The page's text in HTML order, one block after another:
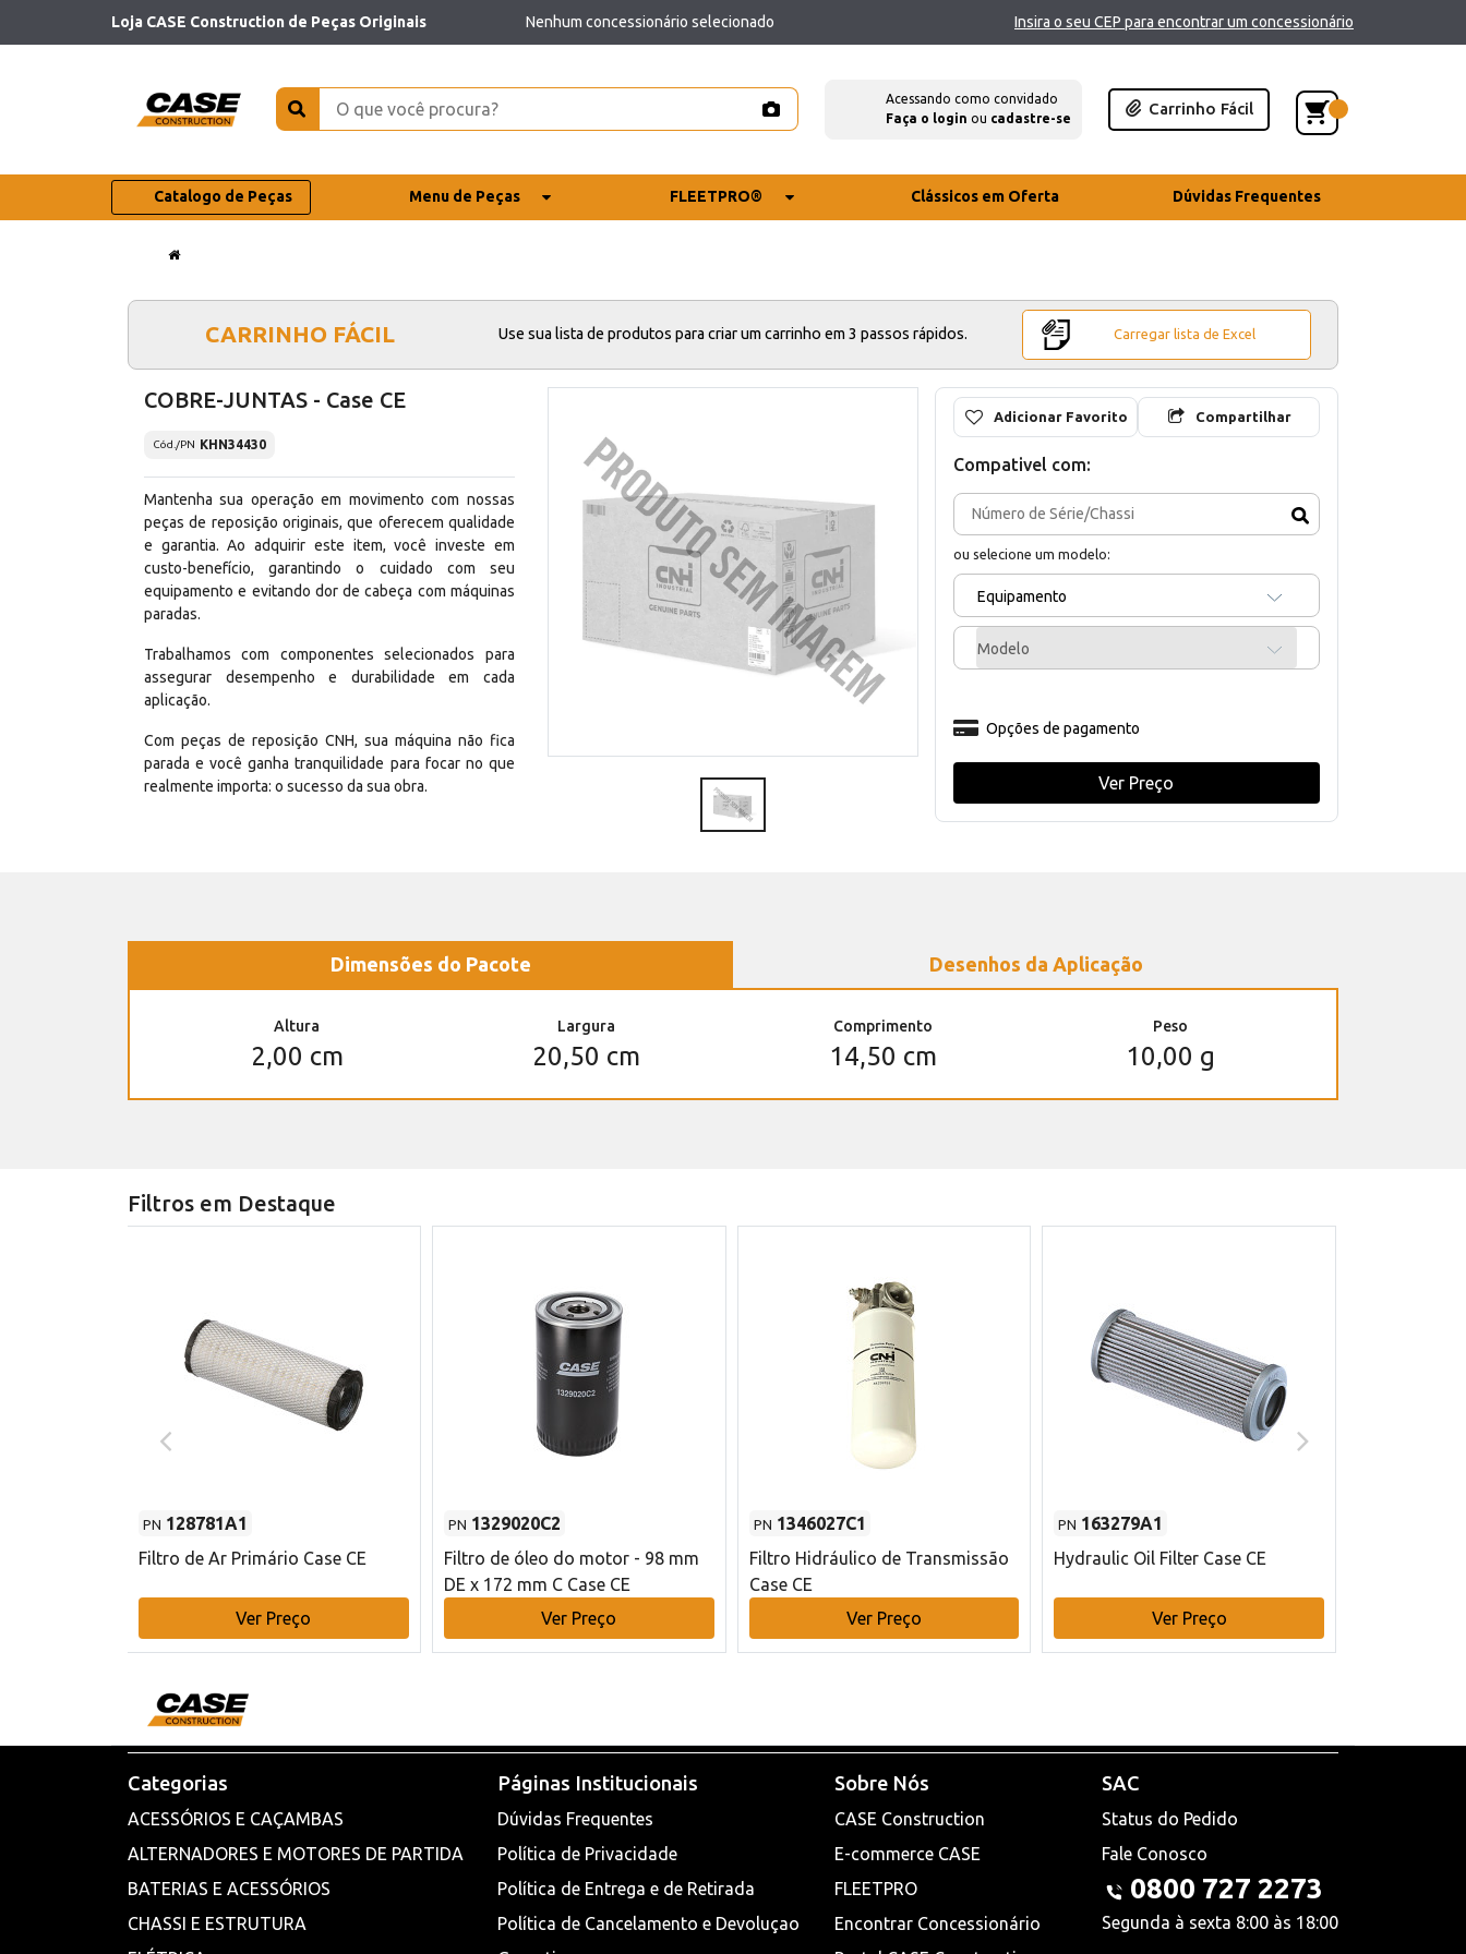
Loja CASE Construction de Peças Originais Nenhum concessionário selecionado Insira o seu CEP para encontrar um concessionário
Acessando como convidado
Faça o login ou cadastre-se
Carrinho Fácil
Catalogo de Peças Menu de Peças FLEETPRO® Clássicos em Oferta Dúvidas Frequentes
CARRINHO FÁCIL Use sua lista de produtos para criar um carrinho em 3 passos rápidos. Carregar lista de Excel
COBRE-JUNTAS - Case CE
Cód./PN KHN34430
Mantenha sua operação em movimento com nossas
peças de reposição originais, que oferecem qualidade
e garantia. Ao adquirir este item, você investe em
custo-benefício, garantindo o cuidado com seu
equipamento e evitando dor de cabeça com máquinas
paradas.
Trabalhamos com componentes selecionados para
assegurar desempenho e durabilidade em cada
aplicação.
Com peças de reposição CNH, sua máquina não fica
parada e você ganha tranquilidade para focar no que
realmente importa: o sucesso da sua obra.
Adicionar Favorito Compartilhar
Compativel com:
ou selecione um modelo:
Equipamento
Modelo
Opções de pagamento
Ver Preço
Dimensões do Pacote Desenhos da Aplicação
Altura
2,00 cm
Largura
20,50 cm
Comprimento
14,50 cm
Peso
10,00 g
Filtros em Destaque
PN 128781A1
Filtro de Ar Primário Case CE
Ver Preço
PN 1329020C2
Filtro de óleo do motor - 98 mm
DE x 172 mm C Case CE
Ver Preço
PN 1346027C1
Filtro Hidráulico de Transmissão
Case CE
Ver Preço
PN 163279A1
Hydraulic Oil Filter Case CE
Ver Preço
Categorias
ACESSÓRIOS E CAÇAMBAS
ALTERNADORES E MOTORES DE PARTIDA
BATERIAS E ACESSÓRIOS
CHASSI E ESTRUTURA
Páginas Institucionais
Dúvidas Frequentes
Política de Privacidade
Política de Entrega e de Retirada
Política de Cancelamento e Devoluçao
Sobre Nós
CASE Construction
E-commerce CASE
FLEETPRO
Encontrar Concessionário
SAC
Status do Pedido
Fale Conosco
0800 727 2273
Segunda à sexta 8:00 às 18:00